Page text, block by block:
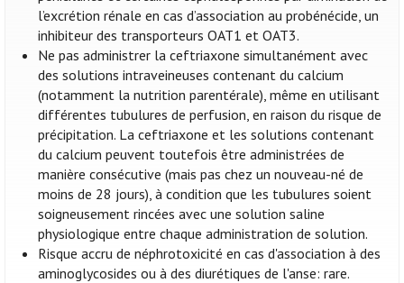
l’excrétion rénale en cas d’association au probénécide, un
inhibiteur des transporteurs OAT1 et OAT3.
Ne pas administrer la ceftriaxone simultanément avec
des solutions intraveineuses contenant du calcium
(notamment la nutrition parentérale), même en utilisant
différentes tubulures de perfusion, en raison du risque de
précipitation. La ceftriaxone et les solutions contenant
du calcium peuvent toutefois être administrées de
manière consécutive (mais pas chez un nouveau-né de
moins de 28 jours), à condition que les tubulures soient
soigneusement rincées avec une solution saline
physiologique entre chaque administration de solution.
Risque accru de néphrotoxicité en cas d'association à des
aminoglycosides ou à des diurétiques de l'anse: rare.